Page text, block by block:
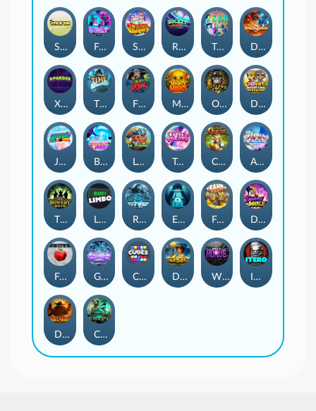
Stick'em Feel The Beat Snow Slingers Rocket Reels Twisted Lab Dragon’s Domain
Xpander Time Spinners Fire My Laser Mighty Masks Outlasw Inc Donut Division
Joker Bombs BOUNCY BOMBS Le Viking Tasty Treats Cash Quest Alpha Eagle
The Bowery Boys Limbo Rise of Ymir Evil Eyes Frank's Farm DONNY DOUGH
Frutz Gronk's Gems Cubes Dawn of Kings Wings of Horus ITERO
Duel at Dawn Cursed Crypt